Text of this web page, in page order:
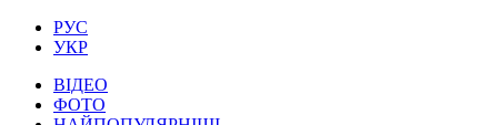
РУС
УКР
ВІДЕО
ФОТО